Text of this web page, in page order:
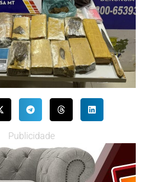
Publicidade